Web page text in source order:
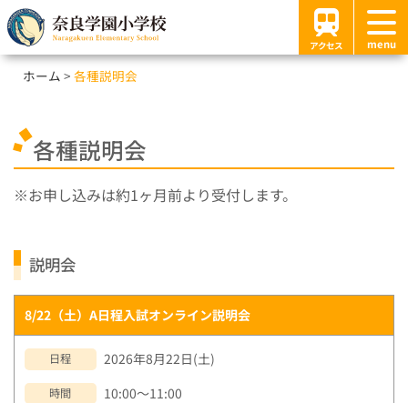
アクセス menu
ホーム 各種説明会
各種説明会
お申し込みは約1ヶ月前より受付します。
説明会
8/22（土）A日程入試オンライン説明会
日程 2026年8月22日(土)
時間 10:00～11:00